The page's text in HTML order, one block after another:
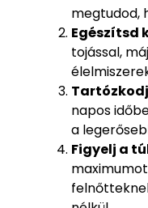
megtudod,
Egészítsd
tojással,
napos
a
Figyelj a